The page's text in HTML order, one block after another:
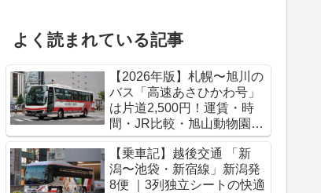
よく読まれている記事
【2026年版】札幌〜旭川の
バス「高速あさひかわ号」
は片道2,500円！運賃・時
間・JR比較・旭山動物園ア
クセス完全ガイド
【乗車記】越後交通 「新
潟〜池袋・新宿線」新潟発
8便 ｜3列独立シートの快適